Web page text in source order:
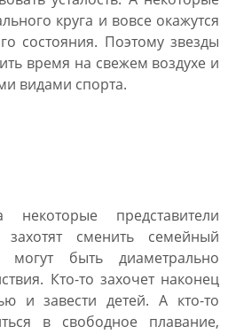
круга и вовсе окажутся
состояния. Поэтому звезды
время на свежем воздухе и
видами спорта.
представители
захотят сменить семейный
могут быть диаметрально
Кто-то захочет наконец
и завести детей. А кто-то
в свободное плавание,